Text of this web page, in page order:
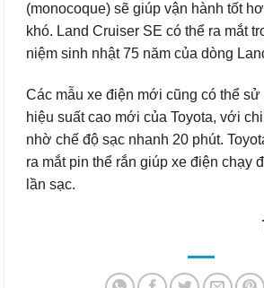
(monocoque) sẽ giúp vận hành tốt
khó. Land Cruiser SE có thể ra mắt
niệm sinh nhật 75 năm của dòng
Các mẫu xe điện mới cũng có thể sử
hiệu suất cao mới của Toyota, với
nhờ chế độ sạc nhanh 20 phút.
ra mắt pin thể rắn giúp xe điện chạy
lần sạc.